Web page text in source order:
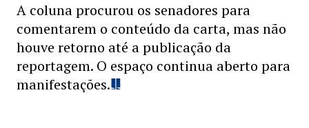
A coluna procurou os senadores para
comentarem o conteúdo da carta, mas não
houve retorno até a publicação da
reportagem. O espaço continua aberto para
manifestações.